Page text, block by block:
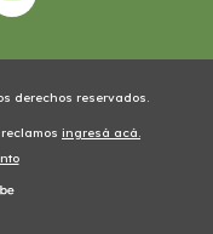
derechos reservados.
ingresá acá.